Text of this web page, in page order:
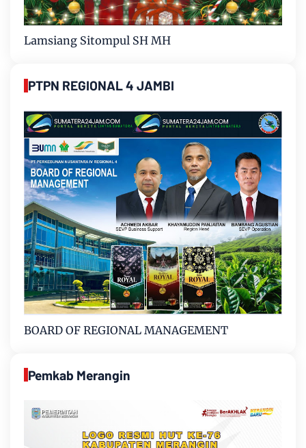
Lamsiang Sitompul SH MH
PTPN REGIONAL 4 JAMBI
BOARD OF REGIONAL MANAGEMENT
Pemkab Merangin